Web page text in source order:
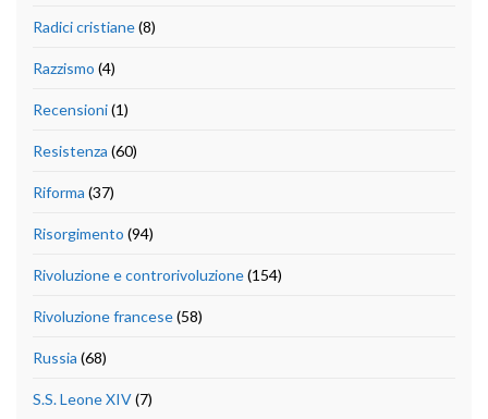
Radici cristiane(8)
Razzismo (4)
Recensioni(1)
Resistenza (60)
Riforma (37)
Risorgimento (94)
Rivoluzione e controrivoluzione(154)
Rivoluzione francese(58)
Russia (68)
S.S. Leone XIV(7)